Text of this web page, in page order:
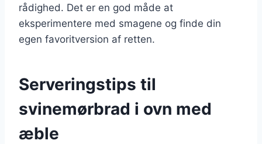
rådighed. Det er en god måde at
eksperimentere med smagene og finde din
egen favoritversion af retten.
Serveringstips til
svinemørbrad i ovn med
æble